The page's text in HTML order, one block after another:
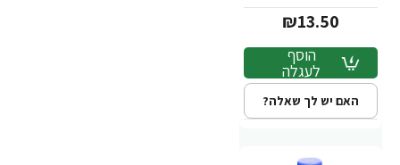
PowerTech
Nutrition
₪13.50
הוסף
לעגלה
האם יש לך שאלה?